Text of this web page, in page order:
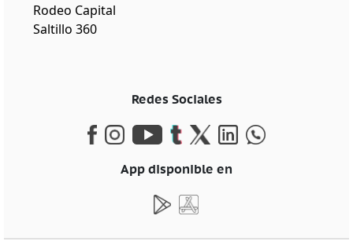
Rodeo Capital
Saltillo 360
Redes Sociales
App disponible en